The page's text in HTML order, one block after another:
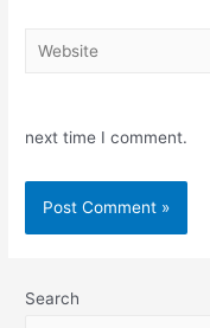
next time I comment.
Search